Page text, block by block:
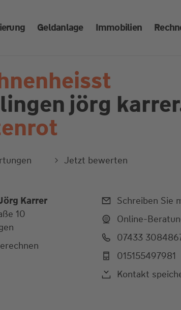
Geldanlage Immobilien
jörg
Jetzt bewerten
Karrer
10
Schreiben Sie
Online-
07433
015155497981
Kontakt